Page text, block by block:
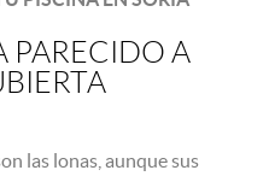
PARECIDO A
las lonas, aunque sus